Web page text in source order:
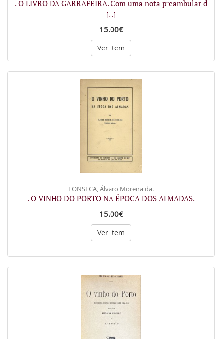
. O LIVRO DA GARRAFEIRA. Com uma nota preambular d
[...]
15.00€
Ver Item
FONSECA, Álvaro Moreira da.
. O VINHO DO PORTO NA ÉPOCA DOS ALMADAS.
15.00€
Ver Item